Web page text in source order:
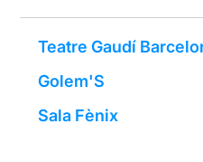
Teatre Gaudí
Golem'S
Sala Fènix